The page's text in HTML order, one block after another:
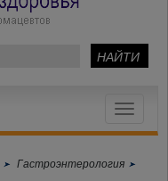
Toggle
Гастроэнтерология